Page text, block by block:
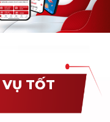
VỤ TỐT